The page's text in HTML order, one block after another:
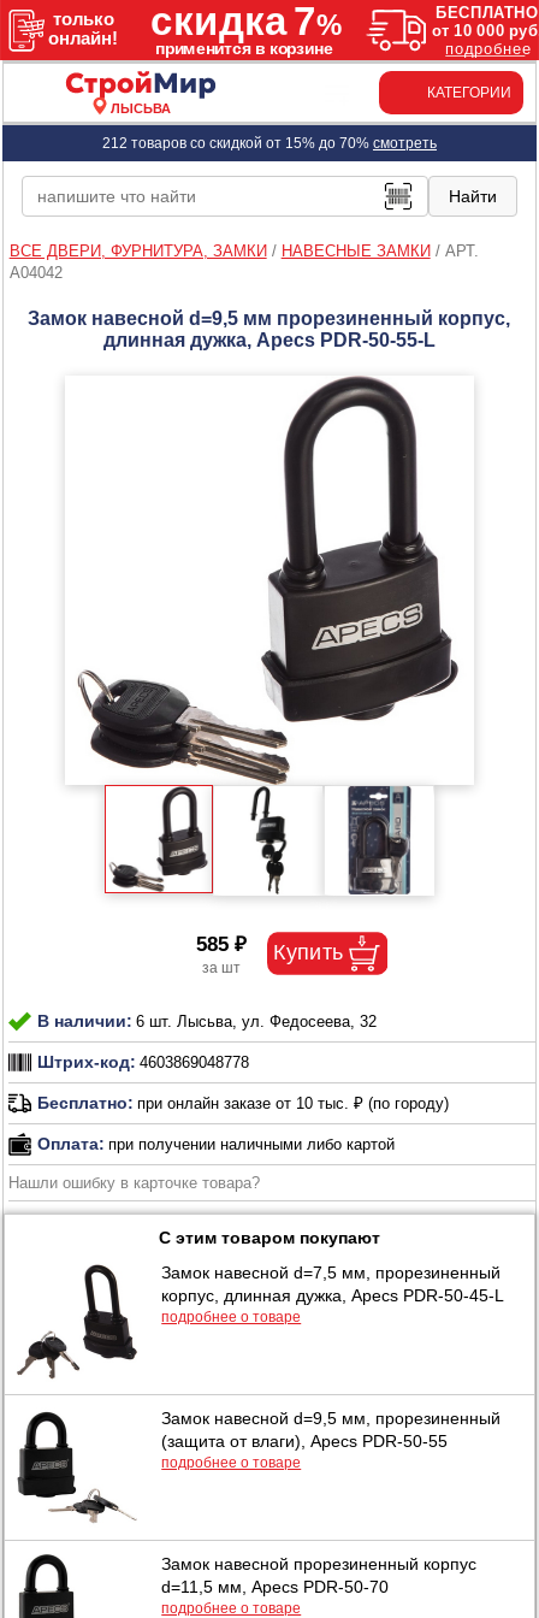
ЛЫСЬВА
КАТЕГОРИИ
212 товаров со скидкой от 15% до 70% смотреть
ВСЕ ДВЕРИ, ФУРНИТУРА, ЗАМКИ / НАВЕСНЫЕ ЗАМКИ / АРТ.
A04042
Замок навесной d=9,5 мм прорезиненный корпус,
длинная дужка, Apecs PDR-50-55-L
585 ₽
В наличии: 6 шт. Лысьва, ул. Федосеева, 32
Штрих-код: 4603869048778
Бесплатно: при онлайн заказе от 10 тыс. ₽ (по городу)
Оплата: при получении наличными либо картой
Нашли ошибку в карточке товара?
С этим товаром покупают
Замок навесной d=7,5 мм, прорезиненный
корпус, длинная дужка, Apecs PDR-50-45-L
подробнее о товаре
Замок навесной d=9,5 мм, прорезиненный
(защита от влаги), Apecs PDR-50-55
подробнее о товаре
Замок навесной прорезиненный корпус
d=11,5 мм, Apecs PDR-50-70
подробнее о товаре